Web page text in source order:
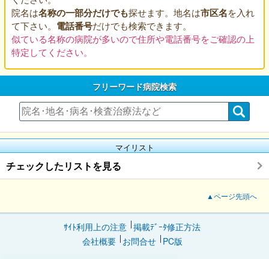
院名は名称の一部分だけでも探せます。地名は市区名を入れ
て下さい。 電話番号だけでも検索できます。
似ている名称の病院が多いので住所や電話番号をご確認の上
特定してください。
フリーワード病院検索
マイリスト
チェックしたリストを見る
▲ページ先頭へ
ｻｲﾄ利用上の注意 掲載ﾃﾞｰﾀ修正方法
会社概要
お問合せ PC版